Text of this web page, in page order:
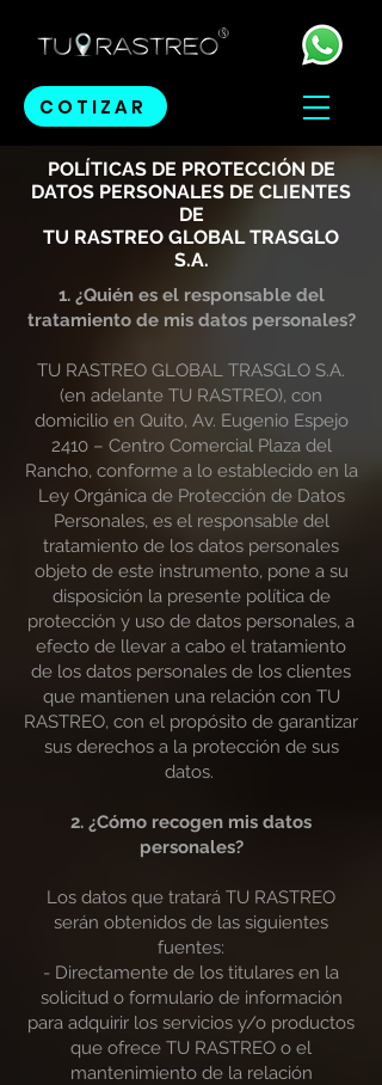
COTIZAR
POLÍTICAS DE PROTECCIÓN DE
DATOS PERSONALES DE CLIENTES
DE
TU RASTREO GLOBAL TRASGLO
S.A.
1. ¿Quién es el responsable del
tratamiento de mis datos personales?
TU RASTREO GLOBAL TRASGLO S.A.
(en adelante TU RASTREO), con
domicilio en Quito, Av. Eugenio Espejo
2410 – Centro Comercial Plaza del
Rancho, conforme a lo establecido en la
Ley Orgánica de Protección de Datos
Personales, es el responsable del
tratamiento de los datos personales
objeto de este instrumento, pone a su
disposición la presente política de
protección y uso de datos personales, a
efecto de llevar a cabo el tratamiento
de los datos personales de los clientes
que mantienen una relación con TU
RASTREO, con el propósito de garantizar
sus derechos a la protección de sus
datos.
2. ¿Cómo recogen mis datos
personales?
Los datos que tratará TU RASTREO
serán obtenidos de las siguientes
fuentes:
- Directamente de los titulares en la
solicitud o formulario de información
para adquirir los servicios y/o productos
que ofrece TU RASTREO o el
mantenimiento de la relación